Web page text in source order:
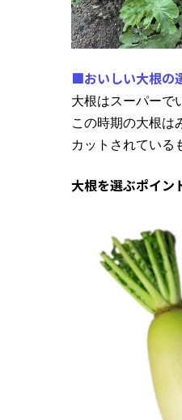
■おいしい大根の
大根はスーパーで
この時期の大根は
カットされている
大根を選ぶポイン